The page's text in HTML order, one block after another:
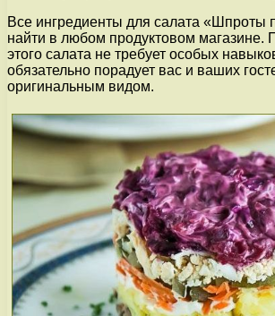
Все ингредиенты для салата «Шпроты
найти в любом продуктовом магазине.
этого салата не требует особых
обязательно порадует вас и ваших
оригинальным видом.